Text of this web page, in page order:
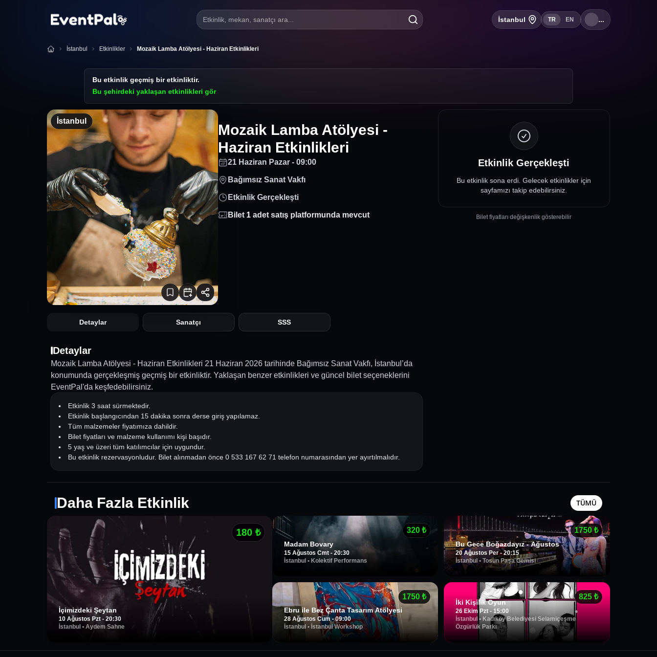
Etkinlik, mekan, sanatçı ara... İstanbul TR EN ...
İstanbul Etkinlikler Mozaik Lamba Atölyesi - Haziran Etkinlikleri
Bu etkinlik geçmiş bir etkinliktir.
Bu şehirdeki yaklaşan etkinlikleri gör
İstanbul
Mozaik Lamba Atölyesi -
Haziran Etkinlikleri
21 Haziran Pazar - 09:00
Bağımsız Sanat Vakfı
Etkinlik Gerçekleşti
Bilet 1 adet satış platformunda mevcut
Detaylar Sanatçı SSS
Detaylar
Mozaik Lamba Atölyesi - Haziran Etkinlikleri 21 Haziran 2026 tarihinde Bağımsız Sanat Vakfı, İstanbul’da
konumunda gerçekleşmiş geçmiş bir etkinliktir. Yaklaşan benzer etkinlikleri ve güncel bilet seçeneklerini
EventPal'da keşfedebilirsiniz.
Etkinlik 3 saat sürmektedir.
Etkinlik başlangıcından 15 dakika sonra derse giriş yapılamaz.
Tüm malzemeler fiyatımıza dahildir.
Bilet fiyatları ve malzeme kullanımı kişi başıdır.
5 yaş ve üzeri tüm katılımcılar için uygundur.
Bu etkinlik rezervasyonludur. Bilet alınmadan önce 0 533 167 62 71 telefon numarasından yer ayırtılmalıdır.
Etkinlik Gerçekleşti
Bu etkinlik sona erdi. Gelecek etkinlikler için
sayfamızı takip edebilirsiniz.
Bilet fiyatları değişkenlik gösterebilir
Daha Fazla Etkinlik TÜMÜ
180₺
İçimizdeki Şeytan
10 Ağustos Pzt - 20:30
İstanbul • Aydem Sahne
320 ₺
Madam Bovary
15 Ağustos Cmt - 20:30
İstanbul• Kolektif Performans
1750₺
Bu Gece Boğazdayız - Ağustos
20 Ağustos Per - 20:15
İstanbul •Tosun Paşa Gemisi
1750 ₺
Ebru ile Bez Çanta Tasarım Atölyesi
28 Ağustos Cum - 09:00
İstanbul • İstanbul Workshop
825₺
İki Kişilik Oyun
26 Ekim Pzt - 15:00
İstanbul • Kadıköy Belediyesi Selamiçeşme
Özgürlük Parkı